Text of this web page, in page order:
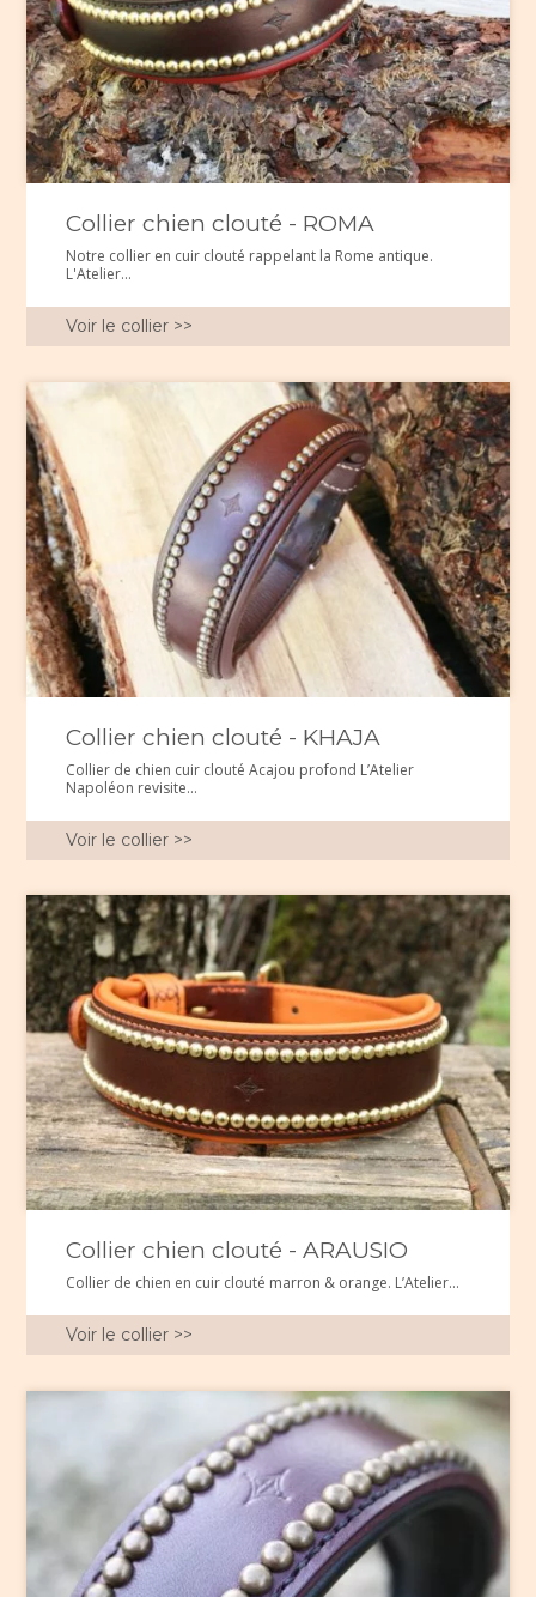
Collier chien clouté - ROMA
Notre collier en cuir clouté rappelant la Rome antique.
L'Atelier...
Voir le collier >>
Collier chien clouté - KHAJA
Collier de chien cuir clouté Acajou profond L’Atelier
Napoléon revisite...
Voir le collier >>
Collier chien clouté - ARAUSIO
Collier de chien en cuir clouté marron & orange. L’Atelier...
Voir le collier >>